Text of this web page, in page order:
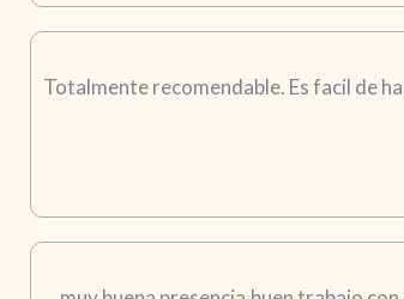
Totalmente recomendable. Es facil de